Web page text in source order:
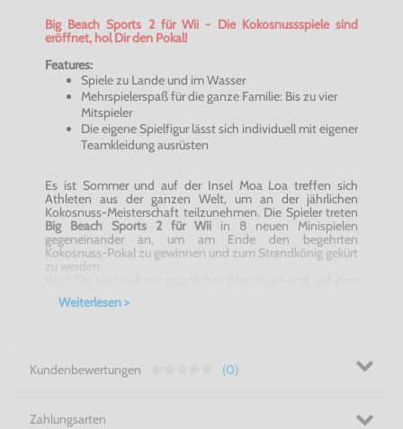
Big Beach Sports 2 für Wii - Die Kokosnussspiele sind
eröffnet, hol Dir den Pokal!
Features:
Spiele zu Lande und im Wasser
Mehrspielerspaß für die ganze Familie: Bis zu vier
Mitspieler
Die eigene Spielfigur lässt sich individuell mit eigener
Teamkleidung ausrüsten
Es ist Sommer und auf der Insel Moa Loa treffen sich
Athleten aus der ganzen Welt, um an der jährlichen
Kokosnuss-Meisterschaft teilzunehmen. Die Spieler treten
Big Beach Sports 2 für Wii in 8 neuen Minispielen
gegeneinander an, um am Ende den begehrten
Kokosnuss-Pokal zu gewinnen und zum Strandkönig gekürt
zu werden.
schweißtreibende Herausforderung der ganz besonderen
Art? Dann mache Dich jetzt bereit für die Sport-Simulation
mit ziemlicher Sicherheit etliche Stunden lang sehr gut
unterhalten können wird!
Wii
Weiterlesen >
Kundenbewertungen (0)
Zahlungsarten